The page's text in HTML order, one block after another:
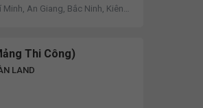
Minh, An Giang, Bắc Ninh, Kiên
Thi Công)
LAND